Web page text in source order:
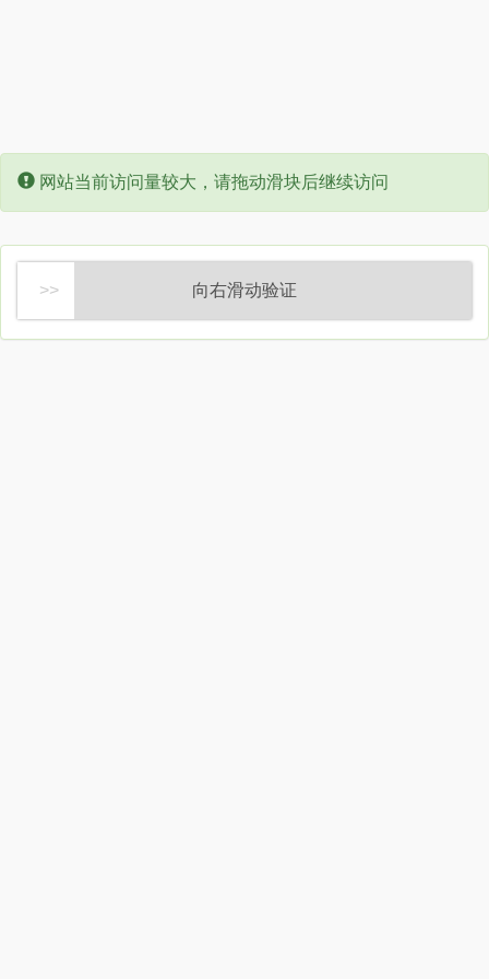
Error:
网站当前访问量较大，请拖动滑块后继续访问
向右滑动验证